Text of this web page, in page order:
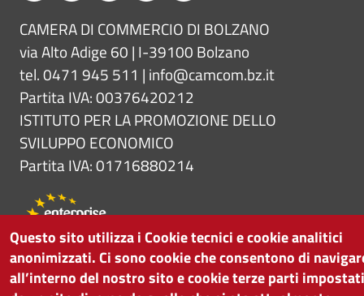
CAMERA DI COMMERCIO DI BOLZANO
via Alto Adige 60 | I-39100 Bolzano
tel. 0471 945 511 | info@camcom.bz.it
Partita IVA: 00376420212
ISTITUTO PER LA PROMOZIONE DELLO
SVILUPPO ECONOMICO
Partita IVA: 01716880214
Questo sito utilizza i Cookie tecnici e cookie analitici
anonimizzati. Ci sono cookie che consentono di
all’interno del nostro sito e cookie terze parti